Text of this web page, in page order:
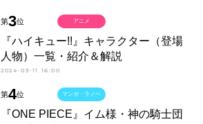
第3位
『ハイキュー!!』キャラクター（登場
人物）一覧・紹介＆解説
2024-03-11 16:00
アニメ
第4位
『ONE PIECE』イム様・神の騎士団
マンガ・ラノベ